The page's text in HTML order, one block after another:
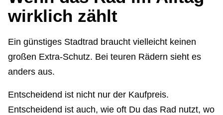
wirklich zählt
Ein günstiges Stadtrad braucht vielleicht keinen
großen Extra-Schutz. Bei teuren Rädern sieht es
anders aus.
Entscheidend ist nicht nur der Kaufpreis.
Entscheidend ist auch, wie oft Du das Rad nutzt, wo